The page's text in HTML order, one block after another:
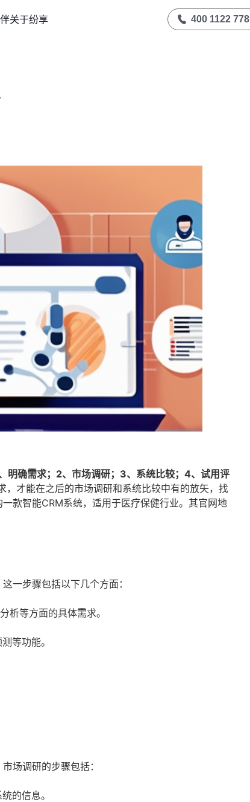
关于纷享 400 1122 778
明确需求；2、市场调研；3、系统比较；4、试用评
才能在之后的市场调研和系统比较中有的放矢，找
款智能CRM系统，适用于医疗保健行业。其官网地
一步骤包括以下几个方面：
析等方面的具体需求。
等功能。
场调研的步骤包括：
的信息。